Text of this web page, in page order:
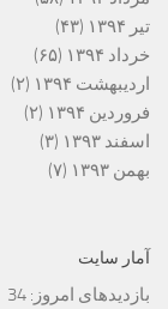
تیر ۱۳۹۴
(۴۳)
خرداد ۱۳۹۴
(۶۵)
اردیبهشت ۱۳۹۴
(۲)
فروردین ۱۳۹۴
(۲)
اسفند ۱۳۹۳
(۳)
بهمن ۱۳۹۳
(۷)
آمار سایت
بازدیدهای امروز: 34